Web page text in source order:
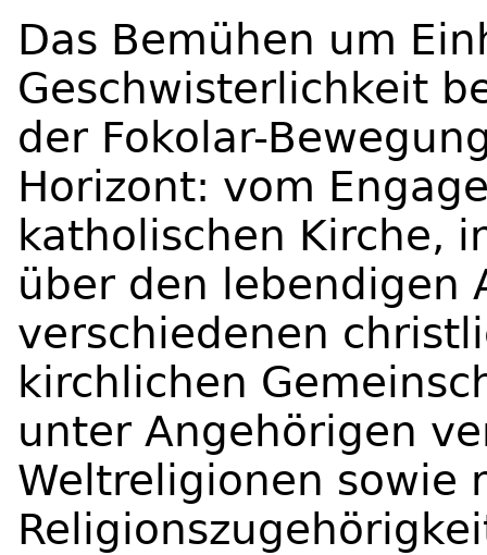
Das Bemühen um
Geschwisterlichkeit
der Fokolar-
Horizont: vom
katholischen Kirche,
über den lebendigen
verschiedenen
kirchlichen
unter Angehörigen
Weltreligionen sowie